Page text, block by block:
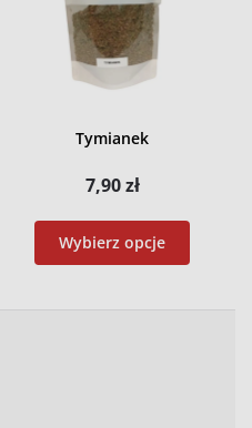
Tymianek
7,90zł
Wybierz opcje